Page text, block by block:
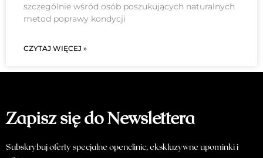
szczególnie wśród osób poszukujących naturalnych
metod poprawy kondycji
CZYTAJ WIĘCEJ »
Zapisz się do Newslettera
Subskrybuj oferty specjalne openclinic, ekskluzywne upominki i